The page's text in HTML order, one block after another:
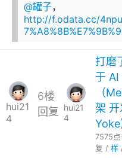
@罐子，
http://f.odata.cc/
hui21
4
6楼
回复 hui21
4
打磨
于 AI
（
架
7575
复 / 样